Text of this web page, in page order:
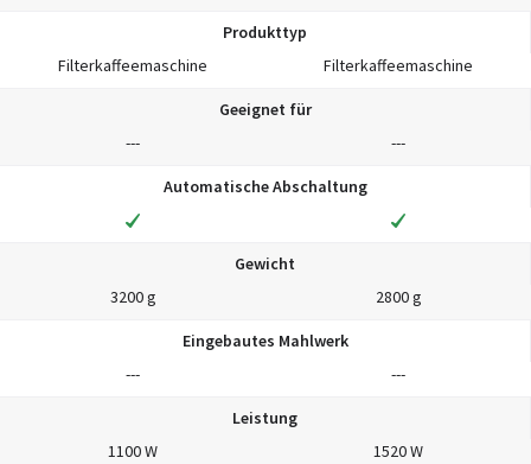
Produkttyp
Filterkaffeemaschine
Filterkaffeemaschine
Geeignet für
---
---
Automatische Abschaltung
Gewicht
3200 g
2800 g
Eingebautes Mahlwerk
---
---
Leistung
1100 W
1520 W